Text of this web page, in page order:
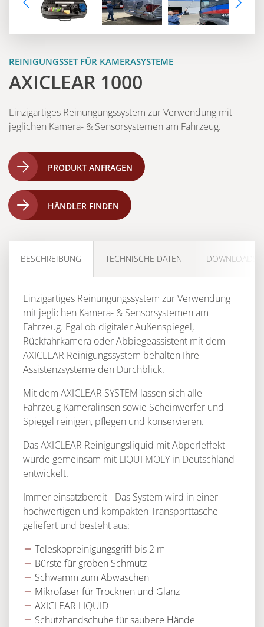
REINIGUNGSSET FÜR KAMERASYSTEME
AXICLEAR 1000
Einzigartiges Reinungungssystem zur Verwendung mit
jeglichen Kamera- & Sensorsystemen am Fahrzeug.
PRODUKT ANFRAGEN
HÄNDLER FINDEN
BESCHREIBUNG TECHNISCHE DATEN DOWNLOADS
Einzigartiges Reinungungssystem zur Verwendung
mit jeglichen Kamera- & Sensorsystemen am
Fahrzeug. Egal ob digitaler Außenspiegel,
Rückfahrkamera oder Abbiegeassistent mit dem
AXICLEAR Reinigungssystem behalten Ihre
Assistenzsysteme den Durchblick.
Mit dem AXICLEAR SYSTEM lassen sich alle
Fahrzeug-Kameralinsen sowie Scheinwerfer und
Spiegel reinigen, pflegen und konservieren.
Das AXICLEAR Reinigungsliquid mit Abperleffekt
wurde gemeinsam mit LIQUI MOLY in Deutschland
entwickelt.
Immer einsatzbereit - Das System wird in einer
hochwertigen und kompakten Transporttasche
geliefert und besteht aus:
Teleskopreinigungsgriff bis 2 m
Bürste für groben Schmutz
Schwamm zum Abwaschen
Mikrofaser für Trocknen und Glanz
AXICLEAR LIQUID
Schutzhandschuhe für saubere Hände